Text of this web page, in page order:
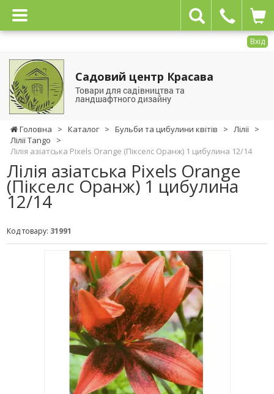
Вхід
Садовий центр Красава
Товари для садівництва та
ландшафтного дизайну
Головна > Каталог > Бульби та цибулини квітів > Лілії >
Лілії Tango
>
Лілія азіатська Pixels Orange (Пікселс Оранж) 1 цибулина 12/14
Лілія азіатська Pixels Orange
(Пікселс Оранж) 1 цибулина
12/14
Код товару: 31991